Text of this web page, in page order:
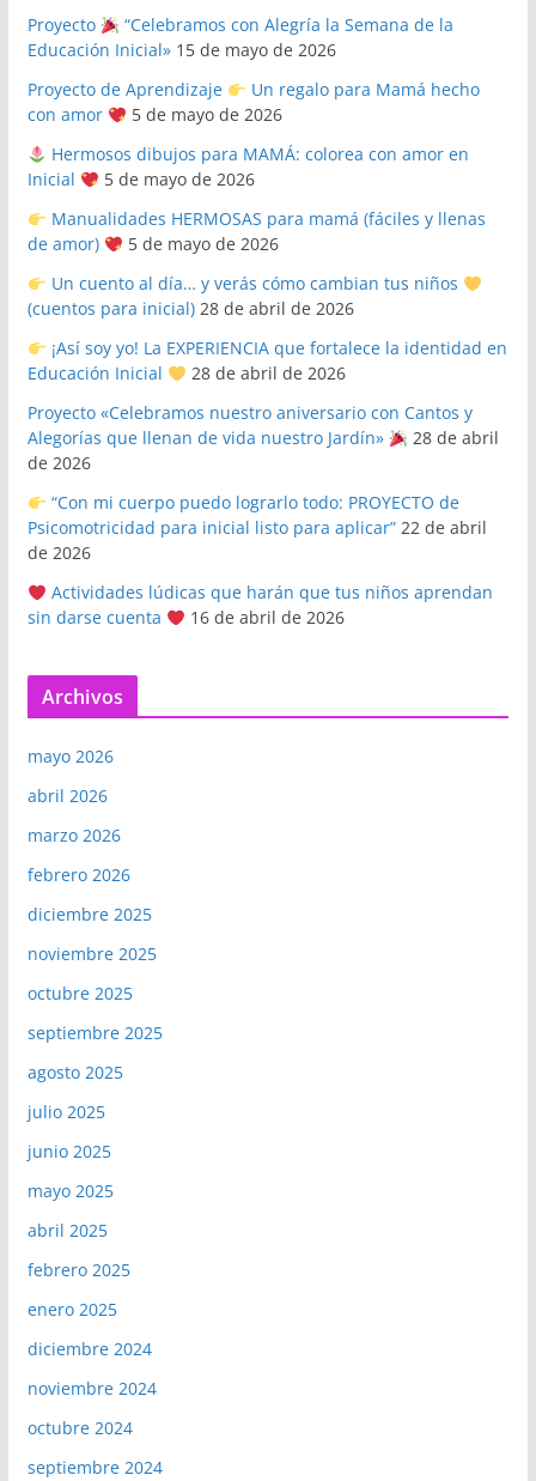
Proyecto
“Celebramos con Alegría la Semana de la
Educación Inicial» 15 de mayo de 2026
Proyecto de Aprendizaje
Un regalo para Mamá hecho
con amor
5 de mayo de 2026
Hermosos dibujos para MAMÁ: colorea con amor en
Inicial
5 de mayo de 2026
Manualidades HERMOSAS para mamá (fáciles y llenas
de amor)
5 de mayo de 2026
Un cuento al día… y verás cómo cambian tus niños
(cuentos para inicial) 28 de abril de 2026
¡Así soy yo! La EXPERIENCIA que fortalece la identidad en
Educación Inicial
28 de abril de 2026
Proyecto «Celebramos nuestro aniversario con Cantos y
Alegorías que llenan de vida nuestro Jardín»
28 de abril
de 2026
“Con mi cuerpo puedo lograrlo todo: PROYECTO de
Psicomotricidad para inicial listo para aplicar” 22 de abril
de 2026
Actividades lúdicas que harán que tus niños aprendan
sin darse cuenta
16 de abril de 2026
Archivos
mayo 2026
abril 2026
marzo 2026
febrero 2026
diciembre 2025
noviembre 2025
octubre 2025
septiembre 2025
agosto 2025
julio 2025
junio 2025
mayo 2025
abril 2025
febrero 2025
enero 2025
diciembre 2024
noviembre 2024
octubre 2024
septiembre 2024